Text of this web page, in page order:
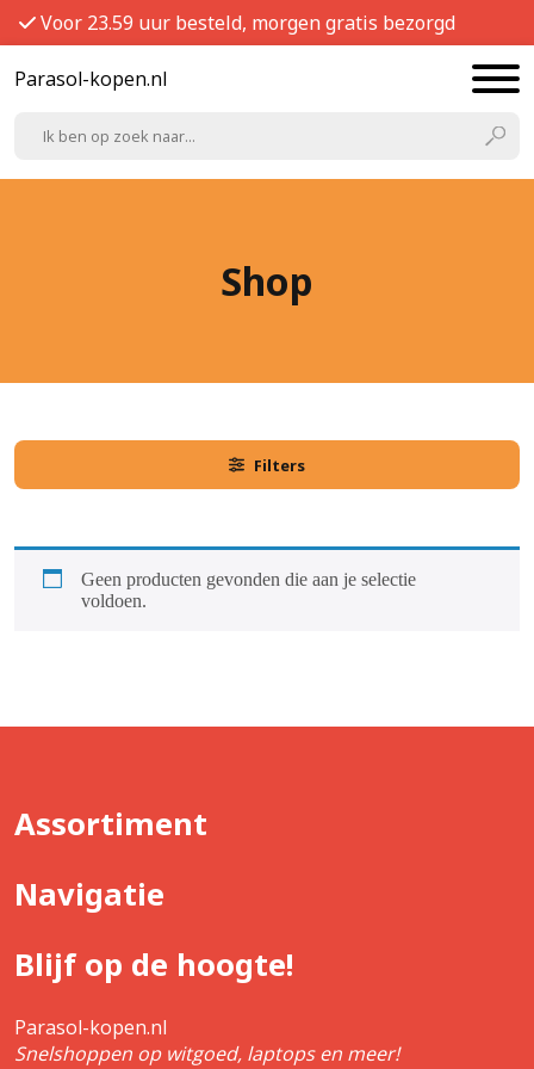
Voor 23.59 uur besteld, morgen gratis bezorgd
Parasol-kopen.nl
Shop
Filters
Geen producten gevonden die aan je selectie
voldoen.
Assortiment
Navigatie
Blijf op de hoogte!
Parasol-kopen.nl
Snelshoppen op witgoed, laptops en meer!